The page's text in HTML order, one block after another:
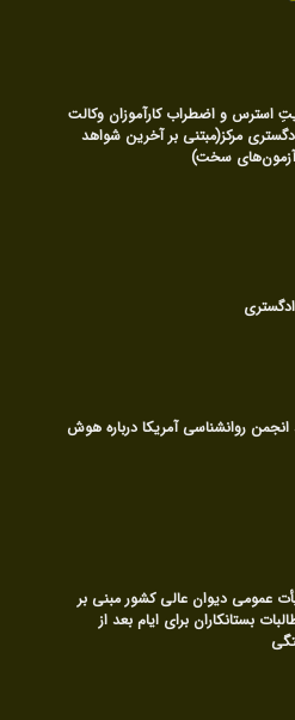
استرس و اضطراب کارآموزان وکالت
مرکز(مبتنی بر آخرین شواهد
آزمون‌های سخت)
روانشناسی آمریکا درباره هوش
رویه شماره ۸۷۷ هیأت عمومی دیوان عالی کشور مبنی بر
بستانکاران برای ایام بعد از